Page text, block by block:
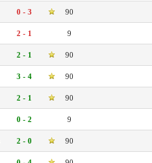
0 - 3 90
2 - 1 9
2 - 1 90
3 - 4 90
2 - 1 90
0 - 2 9
2 - 0 90